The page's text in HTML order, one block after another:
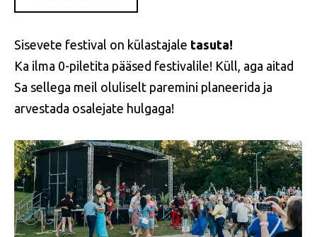
Sisevete festival on külastajale tasuta!
Ka ilma 0-piletita pääsed festivalile! Küll, aga aitad
Sa sellega meil oluliselt paremini planeerida ja
arvestada osalejate hulgaga!